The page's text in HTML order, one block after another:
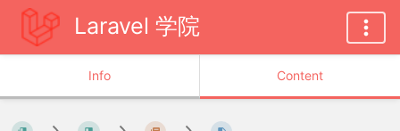
Laravel 学院
Info Content